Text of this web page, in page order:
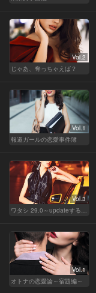
Vol.2
じゃあ、奪っちゃえば？
Vol.1
報道ガールの恋愛事件簿
Vol.3
ワタシ 29.0～updateする女～
Vol.1
オトナの恋愛論～宿題編～